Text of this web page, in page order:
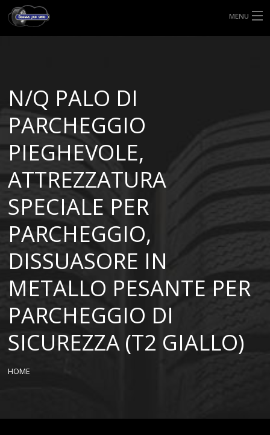
MENU
MISURE GOMME
BLOG
SHOP
N/Q PALO DI
PARCHEGGIO
PIEGHEVOLE,
ATTREZZATURA
SPECIALE PER
PARCHEGGIO,
DISSUASORE IN
METALLO PESANTE PER
PARCHEGGIO DI
SICUREZZA (T2 GIALLO)
HOME